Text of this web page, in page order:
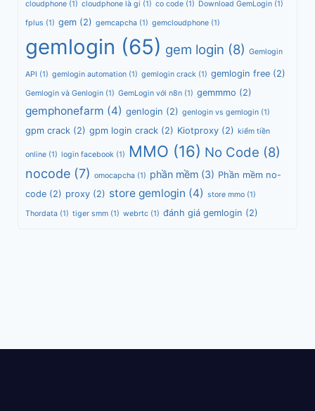
cloudphone (1) cloudphone là gi (1) co code (1) Download GemLogin (1)
fplus (1) gem (2) gemcapcha (1) gemcloudphone (1)
gemlogin (65) gem login (8) Gemlogin
API (1) gemlogin automation (1) gemlogin crack (1) gemlogin free (2)
Gemlogin và Genlogin (1) GemLogin với n8n (1) gemmmo (2)
gemphonefarm (4) genlogin (2) genlogin vs gemlogin (1)
gpm crack (2) gpm login crack (2) Kiotproxy (2) kiểm tiền
online (1) login facebook (1) MMO (16) No Code (8)
nocode (7) omocapcha (1) phần mềm (3) Phần mềm no-
code (2) proxy (2) store gemlogin (4) store mmo (1)
Thordata (1) tiger smm (1) webrtc (1) đánh giá gemlogin (2)